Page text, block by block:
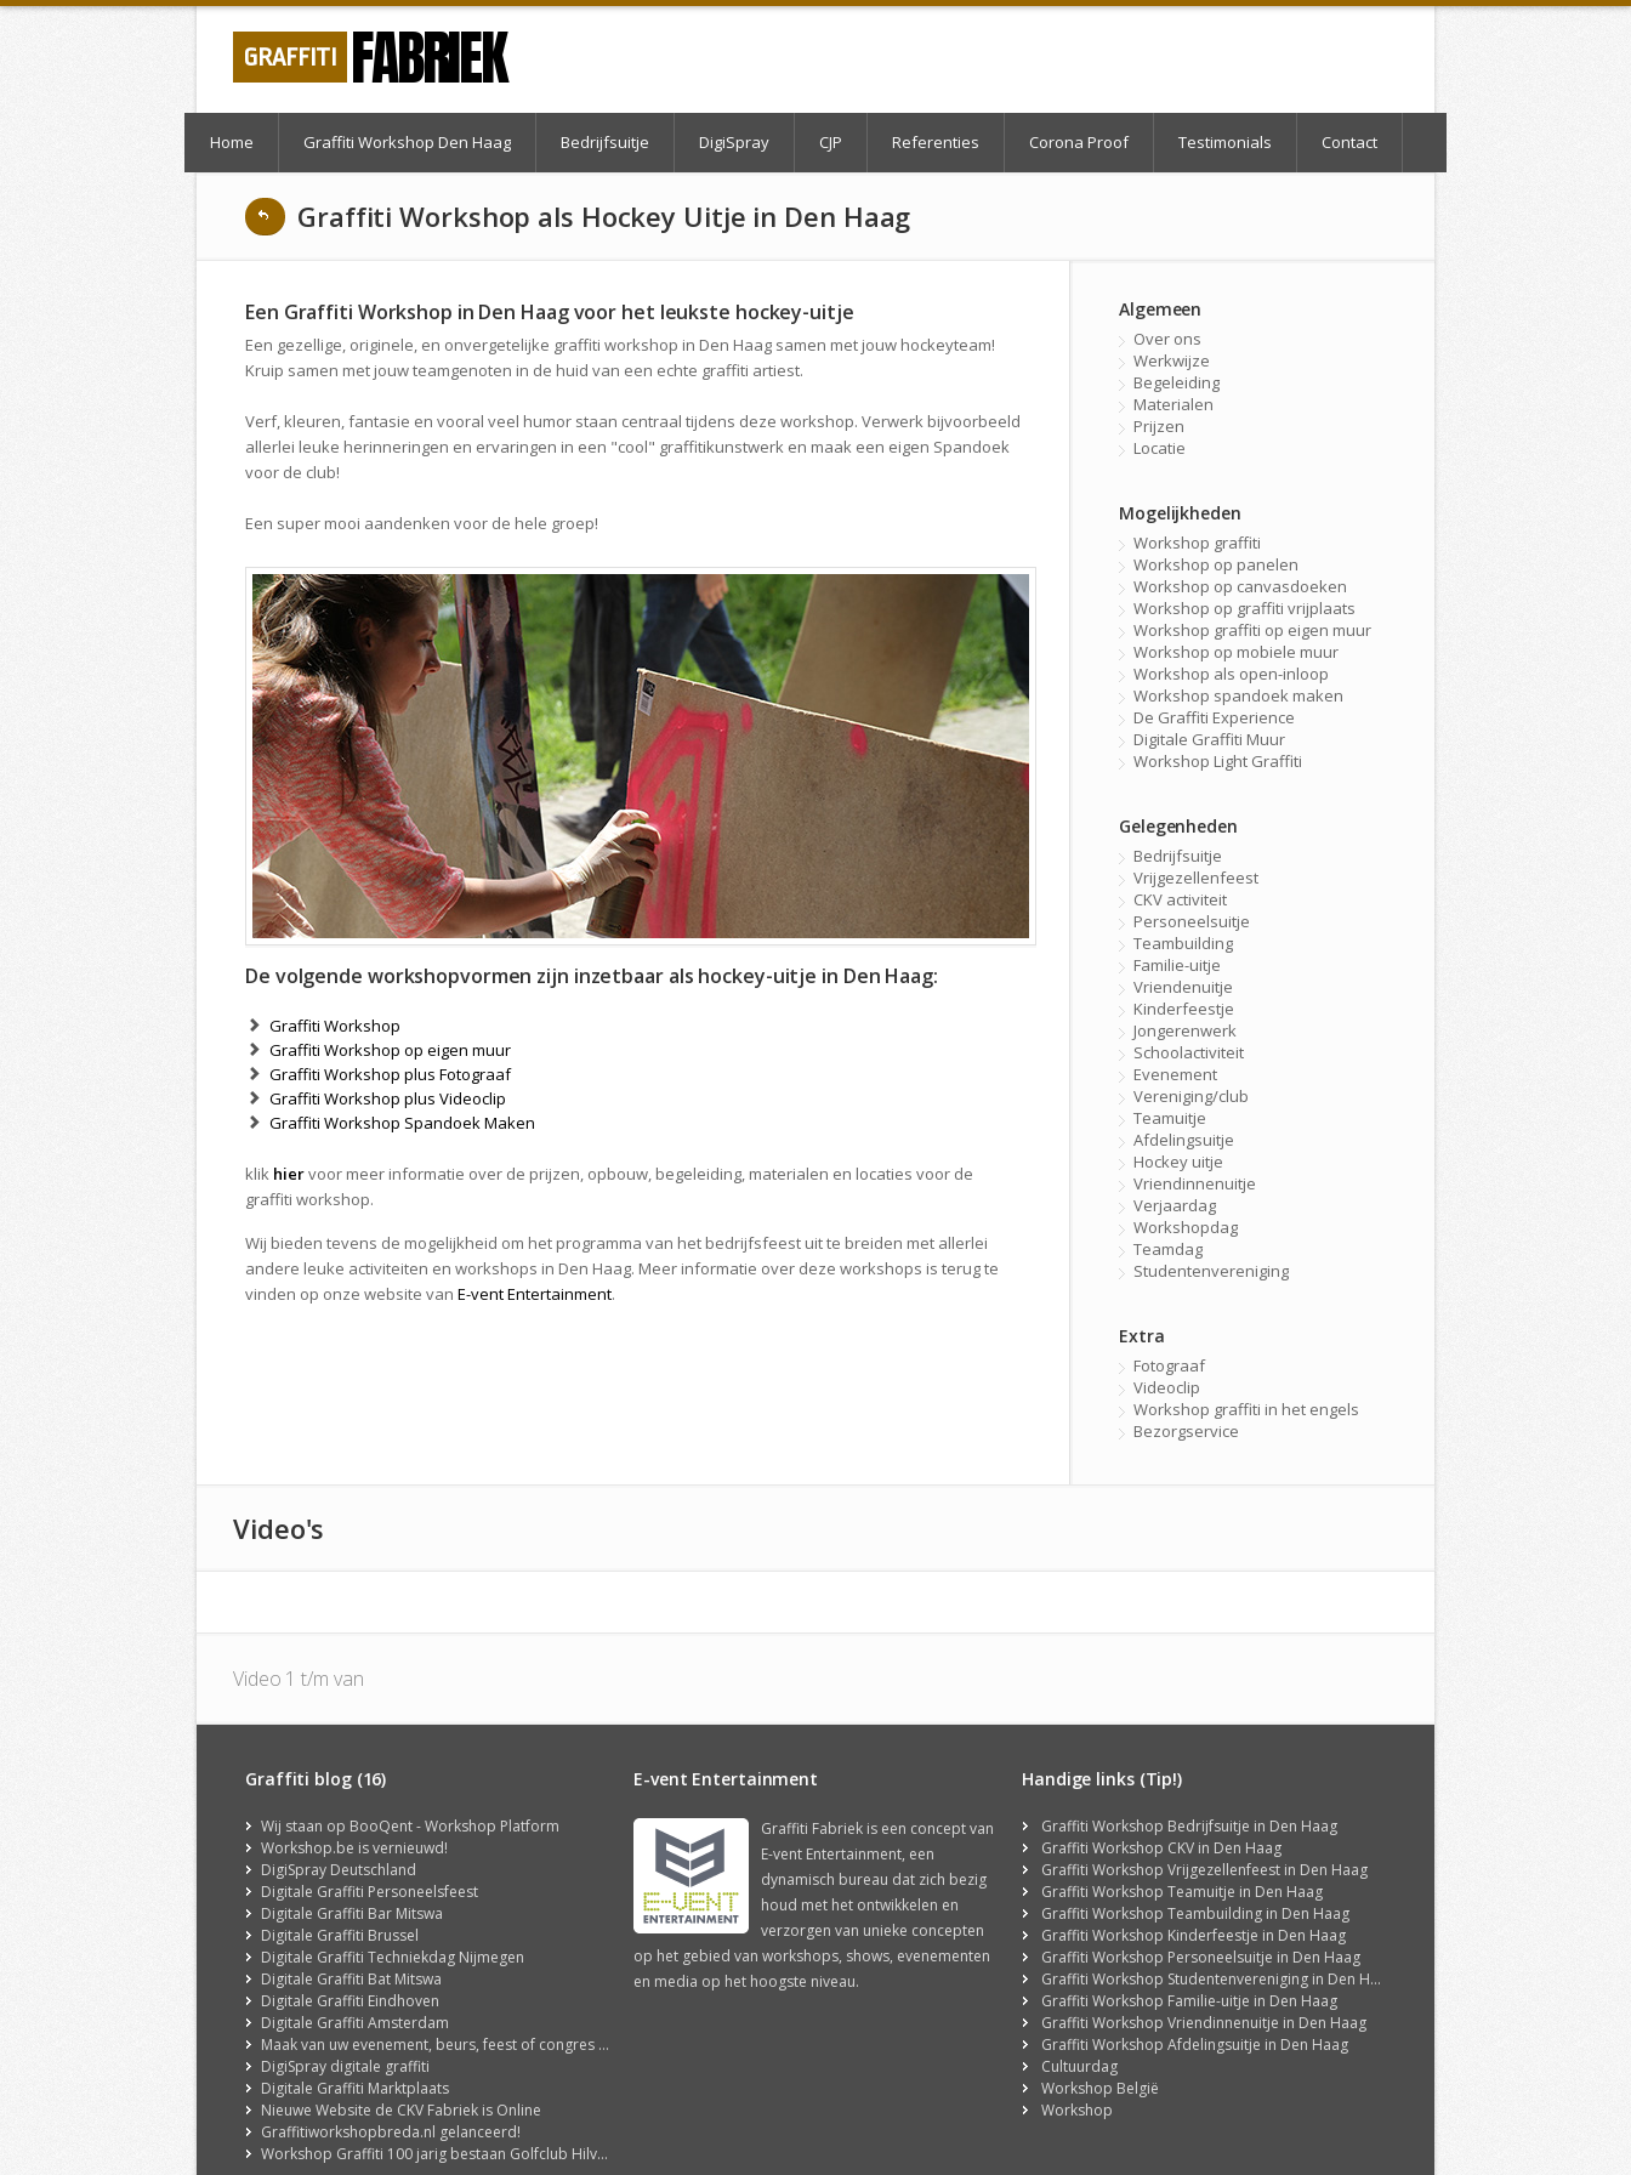
GRAFFITI FABRIEK
Home Graffiti Workshop Den Haag Bedrijfsuitje DigiSpray CJP Referenties Corona Proof Testimonials Contact
Graffiti Workshop als Hockey Uitje in Den Haag
Een Graffiti Workshop in Den Haag voor het leukste hockey-uitje
Een gezellige, originele, en onvergetelijke graffiti workshop in Den Haag samen met jouw hockeyteam!
Kruip samen met jouw teamgenoten in de huid van een echte graffiti artiest.
Verf, kleuren, fantasie en vooral veel humor staan centraal tijdens deze workshop. Verwerk bijvoorbeeld
allerlei leuke herinneringen en ervaringen in een "cool" graffitikunstwerk en maak een eigen Spandoek
voor de club!
Een super mooi aandenken voor de hele groep!
De volgende workshopvormen zijn inzetbaar als hockey-uitje in Den Haag:
Graffiti Workshop
Graffiti Workshop op eigen muur
Graffiti Workshop plus Fotograaf
Graffiti Workshop plus Videoclip
Graffiti Workshop Spandoek Maken
klik hiervoor meer informatie over de prijzen, opbouw, begeleiding, materialen en locaties voor de
graffiti workshop.
Wij bieden tevens de mogelijkheid om het programma van het bedrijfsfeest uit te breiden met allerlei
andere leuke activiteiten en workshops in Den Haag. Meer informatie over deze workshops is terug te
vinden op onze website van E-vent Entertainment.
Algemeen
Over ons
Werkwijze
Begeleiding
Materialen
Prijzen
Locatie
Mogelijkheden
Workshop graffiti
Workshop op panelen
Workshop op canvasdoeken
Workshop op graffiti vrijplaats
Workshop graffiti op eigen muur
Workshop op mobiele muur
Workshop als open-inloop
Workshop spandoek maken
De Graffiti Experience
Digitale Graffiti Muur
Workshop Light Graffiti
Gelegenheden
Bedrijfsuitje
Vrijgezellenfeest
CKV activiteit
Personeelsuitje
Teambuilding
Familie-uitje
Vriendenuitje
Kinderfeestje
Jongerenwerk
Schoolactiviteit
Evenement
Vereniging/club
Teamuitje
Afdelingsuitje
Hockey uitje
Vriendinnenuitje
Verjaardag
Workshopdag
Teamdag
Studentenvereniging
Extra
Fotograaf
Videoclip
Workshop graffiti in het engels
Bezorgservice
Video's
Video 1 t/m van
Graffiti blog (16)
Wij staan op BooQent - Workshop Platform
Workshop.be is vernieuwd!
DigiSpray Deutschland
Digitale Graffiti Personeelsfeest
Digitale Graffiti Bar Mitswa
Digitale Graffiti Brussel
Digitale Graffiti Techniekdag Nijmegen
Digitale Graffiti Bat Mitswa
Digitale Graffiti Eindhoven
Digitale Graffiti Amsterdam
Maak van uw evenement, beurs, feest of congres een echte ervaring met onze DigiSpray Digitale Graffiti Wall!
DigiSpray digitale graffiti
Digitale Graffiti Marktplaats
Nieuwe Website de CKV Fabriek is Online
Graffitiworkshopbreda.nl gelanceerd!
Workshop Graffiti 100 jarig bestaan Golfclub Hilversum
E-vent Entertainment
Graffiti Fabriek is een concept van
E-vent Entertainment, een
dynamisch bureau dat zich bezig
houd met het ontwikkelen en
verzorgen van unieke concepten
op het gebied van workshops, shows, evenementen
en media op het hoogste niveau.
Handige links (Tip!)
Graffiti Workshop Bedrijfsuitje in Den Haag
Graffiti Workshop CKV in Den Haag
Graffiti Workshop Vrijgezellenfeest in Den Haag
Graffiti Workshop Teamuitje in Den Haag
Graffiti Workshop Teambuilding in Den Haag
Graffiti Workshop Kinderfeestje in Den Haag
Graffiti Workshop Personeelsuitje in Den Haag
Graffiti Workshop Studentenvereniging in Den Haag
Graffiti Workshop Familie-uitje in Den Haag
Graffiti Workshop Vriendinnenuitje in Den Haag
Graffiti Workshop Afdelingsuitje in Den Haag
Cultuurdag
Workshop België
Workshop